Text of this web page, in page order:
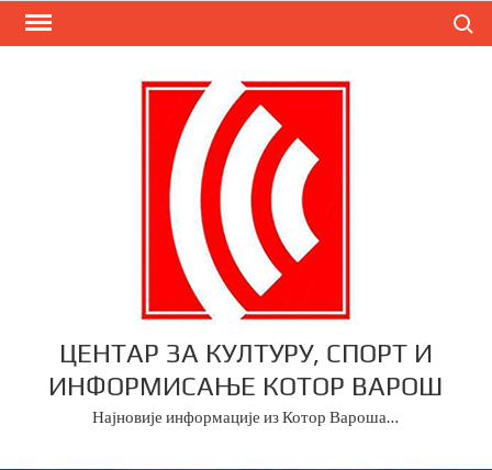
Skip
ЦЕНТАР ЗА КУЛТУРУ, СПОРТ И
ИНФОРМИСАЊЕ КОТОР ВАРОШ
Најновије информације из Котор Вароша…